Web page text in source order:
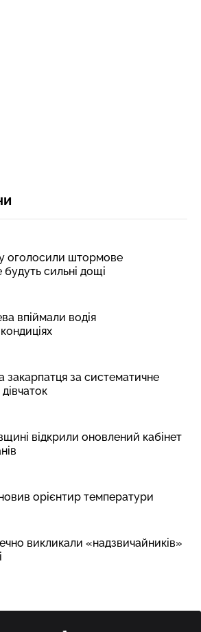
оголосили штормове
сильні дощі
впіймали водія
закарпатця за систематичне
відкрили оновлений кабінет
орієнтир температури
викликали «надзвичайників»